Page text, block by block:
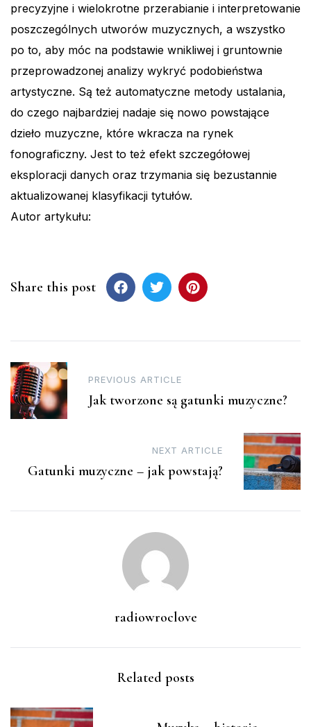
precyzyjne i wielokrotne przerabianie i interpretowanie
poszczególnych utworów muzycznych, a wszystko
po to, aby móc na podstawie wnikliwej i gruntownie
przeprowadzonej analizy wykryć podobieństwa
artystyczne. Są też automatyczne metody ustalania,
do czego najbardziej nadaje się nowo powstające
dzieło muzyczne, które wkracza na rynek
fonograficzny. Jest to też efekt szczegółowej
eksploracji danych oraz trzymania się bezustannie
aktualizowanej klasyfikacji tytułów.
Autor artykułu:
Share this post
Post
navigation
PREVIOUS ARTICLE
Jak tworzone są gatunki muzyczne?
NEXT ARTICLE
Gatunki muzyczne – jak powstają?
radiowroclove
Related posts